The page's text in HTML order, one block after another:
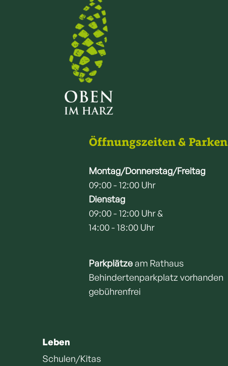
Öffnungszeiten & Parken
Montag/Donnerstag/Freitag
09:00 - 12:00 Uhr
Dienstag
09:00 - 12:00 Uhr &
14:00 - 18:00 Uhr
Parkplätzeam Rathaus
Behindertenparkplatz vorhanden
gebührenfrei
Leben
Schulen/Kitas